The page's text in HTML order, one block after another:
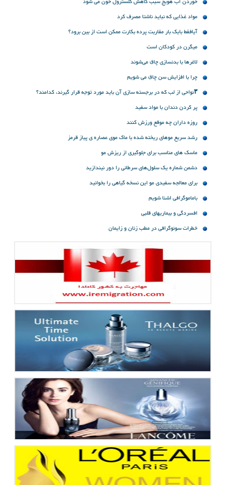
مواد غذایی که نباید ناشتا مصرف کرد
آیافقط بایک بار مقاربت پرده بکارت ممکن است از بین برود؟
میگرن در کودکان است
لاغرها با بدنسازی چاق می‌شوند
چرا با افزایش سن چاق می شویم
۳نواحی از لب که در برجسته سازی آن باید مورد توجه قرار گیرند، کدامند؟
پر کردن دندان با مواد سفید
روزه داران چه موقع ورزش کنند
رشد سریع موهای ریخته شده با ماک موی عصاره ی پیاز قرمز
ماسک های مناسب برای جلوگیری از ریزش مو
دشمن شماره یک سلول‌های سرطانی را دور نیندازید
برای معالجه سفیدی مو این نسخه گیاهی را بخوانید
باماموگرافی اشنا شویم
افسردگی و بیماریهاى قلبى
خطرات سونوگرافی در مطب زنان و زایمان